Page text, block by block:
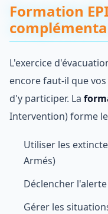
Formation
L'exercice
encore faut-il que
d'y participer. La
Intervention) forme
Utiliser les
Armés)
Déclencher
Gérer les